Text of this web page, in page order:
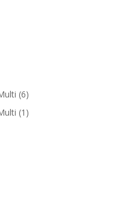
66
prodotti
1 1